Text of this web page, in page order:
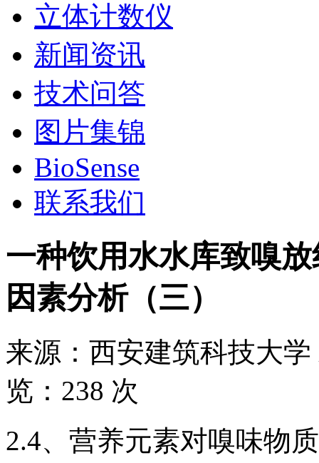
立体计数仪
新闻资讯
技术问答
图片集锦
BioSense
联系我们
一种饮用水水库致嗅
因素分析（三）
来源： 西安建筑科技大学
览： 238 次
2.4、营养元素对嗅味物